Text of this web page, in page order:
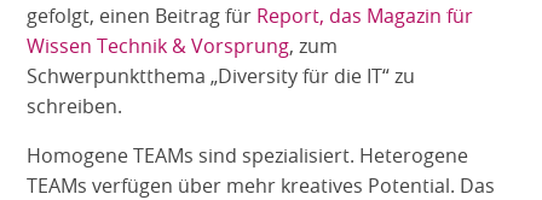
gefolgt, einen Beitrag für Report, das Magazin für
Wissen Technik & Vorsprung, zum
Schwerpunktthema „Diversity für die IT“ zu
schreiben.
Homogene TEAMs sind spezialisiert. Heterogene
TEAMs verfügen über mehr kreatives Potential. Das